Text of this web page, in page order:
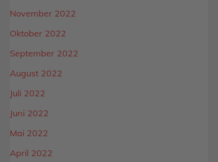
November 2022
Oktober 2022
September 2022
August 2022
Juli 2022
Juni 2022
Mai 2022
April 2022